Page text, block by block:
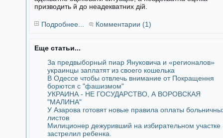
призводить й до неадекватних дій.
Подробнее... Комментарии (1)
Еще статьи...
За предвыборный пиар Януковича и «регионалов»
украинцы заплатят из своего кошелька
В Одессе чтобы отвлечь внимание от Покращення
борются с "фашизмом"
УКРАИНА - НЕ ГОСУДАРСТВО, А ВОРОВСКАЯ
"МАЛИНА"
У Азарова готовят новые правила оплаты
листов
Милиционер дежуривший на избирательном участке
застрелил ребенка.